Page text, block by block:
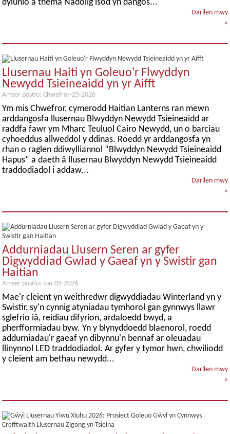
dylunio â thema Nadolig isod yn dangos...
Darllen mwy
»
Llusernau Haiti yn Goleuo'r Flwyddyn
Newydd Tsieineaidd yn yr Aifft
Amser postio: Chwefror-25-2026
Ym mis Chwefror, cymerodd Haitian Lanterns ran mewn
arddangosfa llusernau Blwyddyn Newydd Tsieineaidd ar
raddfa fawr ym Mharc Teuluol Cairo Newydd, un o barciau
cyhoeddus allweddol y ddinas. Roedd yr arddangosfa yn
rhan o raglen ddiwylliannol “Blwyddyn Newydd Tsieineaidd
Hapus” a daeth â llusernau Blwyddyn Newydd Tsieineaidd
traddodiadol i addaw...
Darllen mwy
»
Addurniadau Llusern Seren ar gyfer
Digwyddiad Gwlad y Gaeaf yn y Swistir gan
Haitian
Amser postio: Ion-09-2026
Mae'r cleient yn weithredwr digwyddiadau Winterland yn y
Swistir, sy'n cynnig atyniadau tymhorol gan gynnwys llawr
sglefrio iâ, reidiau difyrion, ardaloedd bwyd, a
pherfformiadau byw. Yn y blynyddoedd blaenorol, roedd
addurniadau'r gaeaf yn dibynnu'n bennaf ar oleuadau
llinynnol LED traddodiadol. Ar gyfer y tymor hwn, chwiliodd
y cleient am bethau newydd...
Darllen mwy
»